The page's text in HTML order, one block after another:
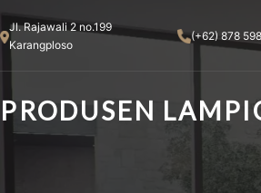
to
content
Jl. Rajawali 2 no.199
Karangploso
(+62) 878
PRODUSEN